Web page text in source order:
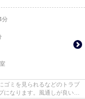
分
ゴミを見られるなどのトラブ
になります。風通しが良い物